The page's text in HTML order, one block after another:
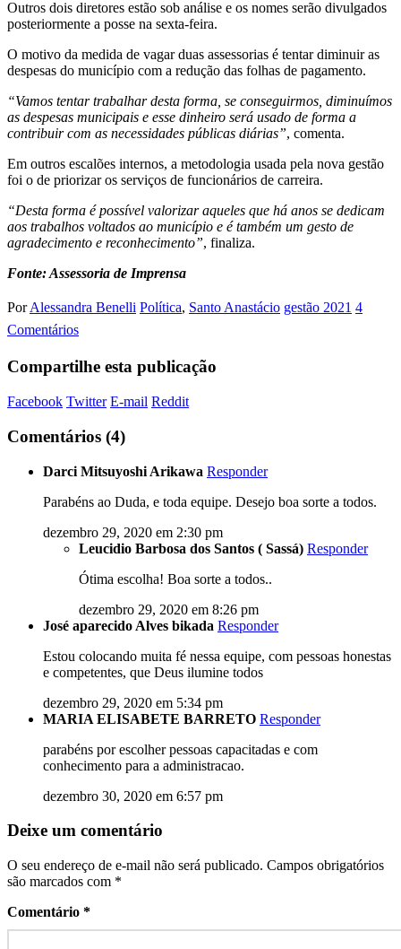
Outros dois diretores estão sob análise e os nomes serão divulgados
posteriormente a posse na sexta-feira.
O motivo da medida de vagar duas assessorias é tentar diminuir as
despesas do município com a redução das folhas de pagamento.
“Vamos tentar trabalhar desta forma, se conseguirmos, diminuímos
as despesas municipais e esse dinheiro será usado de forma a
contribuir com as necessidades públicas diárias”, comenta.
Em outros escalões internos, a metodologia usada pela nova gestão
foi o de priorizar os serviços de funcionários de carreira.
“Desta forma é possível valorizar aqueles que há anos se dedicam
aos trabalhos voltados ao município e é também um gesto de
agradecimento e reconhecimento”, finaliza.
Fonte: Assessoria de Imprensa
Por Alessandra Benelli Política, Santo Anastácio gestão 2021 4
Comentários
Compartilhe esta publicação
Facebook Twitter E-mail Reddit
Comentários (4)
Darci Mitsuyoshi Arikawa Responder
Parabéns ao Duda, e toda equipe. Desejo boa sorte a todos.
dezembro 29, 2020 em 2:30 pm
Leucidio Barbosa dos Santos ( Sassá) Responder
Ótima escolha! Boa sorte a todos..
dezembro 29, 2020 em 8:26 pm
José aparecido Alves bikada Responder
Estou colocando muita fé nessa equipe, com pessoas honestas
e competentes, que Deus ilumine todos
dezembro 29, 2020 em 5:34 pm
MARIA ELISABETE BARRETO Responder
parabéns por escolher pessoas capacitadas e com
conhecimento para a administracao.
dezembro 30, 2020 em 6:57 pm
Deixe um comentário
O seu endereço de e-mail não será publicado. Campos obrigatórios
são marcados com *
Comentário *